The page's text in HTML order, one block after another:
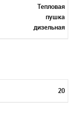
Тепловая
пушка
дизельная
20